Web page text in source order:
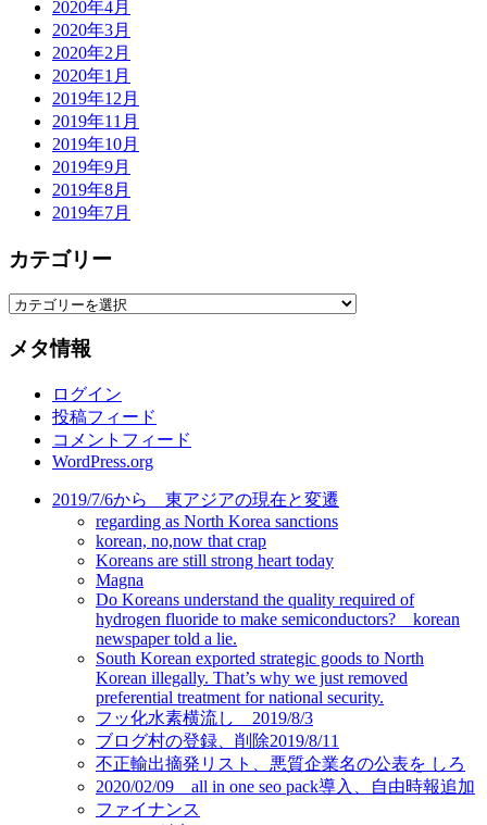
2020年4月
2020年3月
2020年2月
2020年1月
2019年12月
2019年11月
2019年10月
2019年9月
2019年8月
2019年7月
カテゴリー
カ
ゴ
メタ情報
ログイン
投稿フィード
コメントフィード
WordPress.org
2019/7/6から 東アジアの現在と変遷
regarding as North Korea sanctions
korean, no,now that crap
Koreans are still strong heart today
Magna
Do Koreans understand the quality required of
hydrogen fluoride to make semiconductors? korean
newspaper told a lie.
South Korean exported strategic goods to North
Korean illegally. That’s why we just removed
preferential treatment for national security.
フッ化水素横流し 2019/8/3
ブログ村の登録、削除2019/8/11
不正輸出摘発リスト、悪質企業名の公表を しろ
2020/02/09 all in one seo pack導入、自由時報追加
ファイナンス